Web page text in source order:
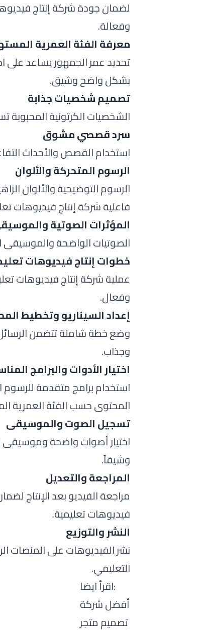
لضمان جودة شركة إنتاج
وفعالة.
معرفة الفئة العمرية
تحديد عمر الجمهور يساعد على
بشكل واضح وشيق.
تصميم شخصيات جذابة
الشخصيات الكرتونية المحبوبة
سرد قصصي مشوق
استخدام القصص والأحداث
الرسوم المتحركة والألوان
الرسوم التوضيحية والألوان
فاعلية شركة إنتاج فيديوهات
المؤثرات الصوتية
الصوتيات الواضحة والموسيقى
خطوات إنتاج فيديوهات
عملية شركة إنتاج فيديوهات
وفعال.
إعداد السيناريو وتخطيط
وضع خطة شاملة تتضمن
وجذاب.
اختيار الأدوات والبرامج
استخدام برامج متقدمة للرسوم
المحتوى حسب الفئة العمرية
تسجيل الصوت والموسيقى
اختيار أصوات واضحة وموسيقى
وشيقاً.
المراجعة والتعديل
مراجعة الفيديو بعد الإنتاج
فيديوهات تعليمية.
النشر والتوزيع
نشر الفيديوهات على المنصات
التعليمي.
اقرأ ايضا:
أفضل شركة
تصميم متجر